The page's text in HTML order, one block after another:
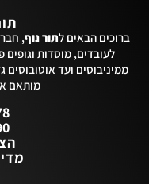
ברוכים הבאים לתור נוף,
לעובדים, מוסדות וגופים
מותאם